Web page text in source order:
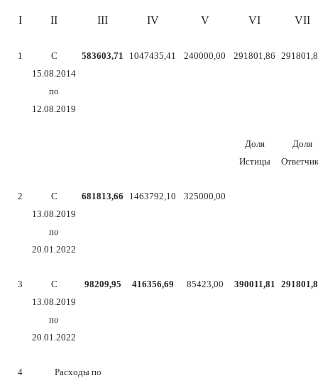
I II III IV V VI VII
1
С
15.08.2014
по
12.08.2019
583603,71 1047435,41 240000,00 291801,86
Доля
Истицы
Доля
2
С
13.08.2019
по
20.01.2022
681813,66 1463792,10 325000,00
3
С
13.08.2019
по
20.01.2022
98209,95 416356,69 85423,00 390011,81
4
Расходы по